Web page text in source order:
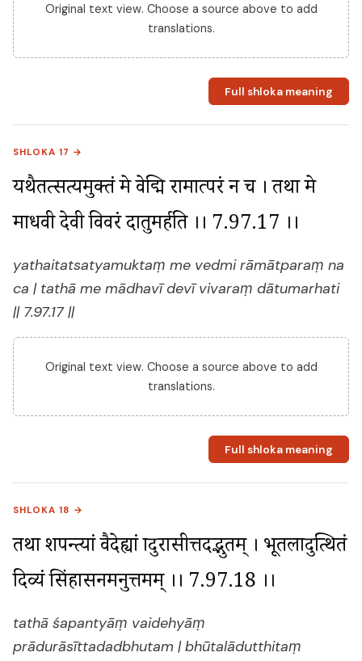
Original text view. Choose a source above to add
translations.
Full shloka meaning
SHLOKA 17 →
यथैतत्सत्यमुक्तं मे वेद्मि रामात्परं न च । तथा मे
माधवी देवी विवरं दातुमर्हति ।। 7.97.17 ।।
yathaitatsatyamuktaṃ me vedmi rāmātparaṃ na
ca | tathā me mādhavī devī vivaraṃ dātumarhati
|| 7.97.17 ||
Original text view. Choose a source above to add
translations.
Full shloka meaning
SHLOKA 18 →
तथा शपन्त्यां वैदेह्यां प्रादुरासीत्तदद्भुतम् । भूतलादुत्थितं
दिव्यं सिंहासनमनुत्तमम् ।। 7.97.18 ।।
tathā śapantyāṃ vaidehyāṃ
prādurāsīttadadbhutam | bhūtalādutthitaṃ